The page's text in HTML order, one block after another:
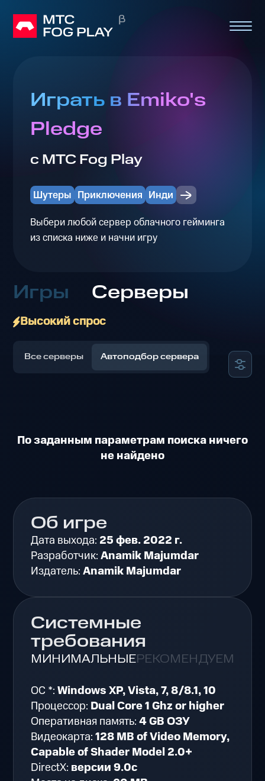
Играть в Emiko's
Pledge
с МТС Fog Play
Шутеры Приключения Инди
Выбери любой сервер облачного гейминга
из списка ниже и начни игру
Игры Серверы
Высокий спрос
Все серверы Автоподбор сервера
По заданным параметрам поиска ничего
не найдено
Об игре
Дата выхода: 25 фев. 2022 г.
Разработчик:Anamik Majumdar
Издатель:Anamik Majumdar
Системные
требования
МИНИМАЛЬНЫЕРЕКОМЕНДУЕМЫЕ
ОС *:Windows XP, Vista, 7, 8/8.1, 10
Процессор: Dual Core 1 Ghz or higher
Оперативная память:4 GB ОЗУ
Видеокарта:128 MB of Video Memory,
Capable of Shader Model 2.0+
DirectX: версии 9.0c